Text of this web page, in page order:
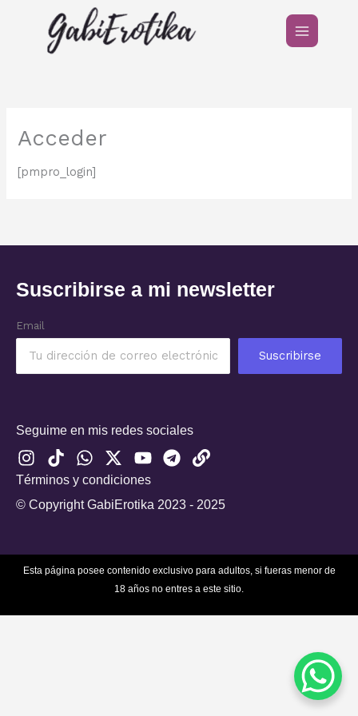
contenido
Acceder
[pmpro_login]
Suscribirse a mi newsletter
Email
Suscribirse
Seguime en mis redes sociales
I
n
s
t
r
a
T
i
k
t
W
h
a
t
p
p
X
-
t
w
t
e
r
Y
o
u
t
e
T
e
e
a
m
L
i
k
Términos y condiciones
© Copyright GabiErotika 2023 - 2025
Esta página posee contenido exclusivo para adultos, si fueras menor de
18 años no entres a este sitio.